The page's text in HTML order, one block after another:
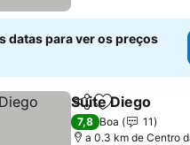
datas para ver os preços
PartilharAdicionar
Suite Diego
7,8 Boa
11
a 0.3 km de Centro